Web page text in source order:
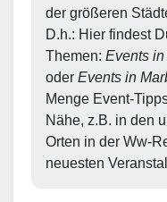
der größeren
D.h.: Hier findest
Themen: Events
oder Events in
Menge Event-
Nähe, z.B. in den
Orten in der Ww-
neuesten